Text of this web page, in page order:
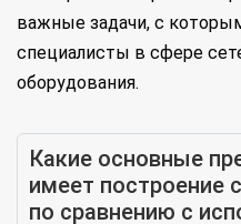
важные задачи, с
специалисты в сфере
оборудования.
Какие основные
имеет построение
по сравнению с